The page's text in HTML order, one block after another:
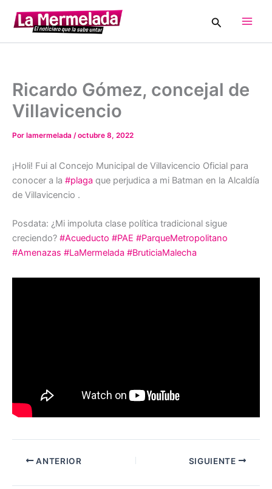
contenido
Buscar
Ricardo Gómez, concejal de
Villavicencio
Por lamermelada /octubre 8, 2022
¡Holi! Fui al Concejo Municipal de Villavicencio Oficial para
conocer a la #plaga que perjudica a mi Batman en la Alcaldía
de Villavicencio .
Posdata: ¿Mi impoluta clase política tradicional sigue
creciendo? #Acueducto #PAE #ParqueMetropolitano
#Amenazas #LaMermelada #BruticiaMalecha
ANTERIOR SIGUIENTE